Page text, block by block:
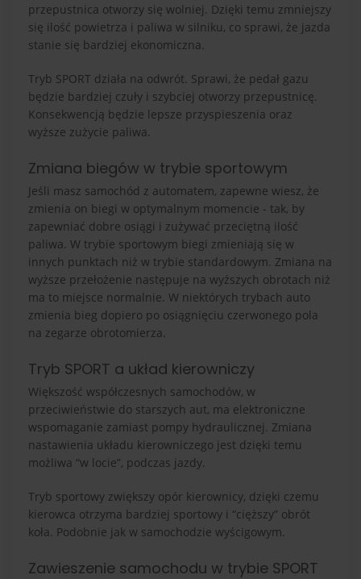
przepustnica otworzy się wolniej. Dzięki temu zmniejszy
się ilość powietrza i paliwa w silniku, co sprawi, że jazda
stanie się bardziej ekonomiczna.
Tryb SPORT działa na odwrót. Sprawi, że pedał gazu
będzie bardziej czuły i szybciej otworzy przepustnicę.
Konsekwencją będzie lepsze przyspieszenia oraz
wyższe zużycie paliwa.
Zmiana biegów w trybie sportowym
Jeśli masz samochód z automatem, zapewne wiesz, że
zmienia on biegi w optymalnym momencie - tak, by
zapewniać dobre osiągi i zużywać przeciętną ilość
paliwa. W trybie sportowym biegi zmieniają się w
innych punktach niż w trybie standardowym. Zmiana na
wyższe przełożenie następuje na wyższych obrotach niż
ma to miejsce normalnie. W niektórych trybach auto
zmienia bieg dopiero po osiągnięciu czerwonego pola
na zegarze obrotomierza.
Tryb SPORT a układ kierowniczy
Większość współczesnych samochodów, w
przeciwieństwie do starszych aut, ma elektroniczne
wspomaganie zamiast pompy hydraulicznej. Zmiana
nastawienia układu kierowniczego jest dzięki temu
możliwa “w locie”, podczas jazdy.
Tryb sportowy zwiększy opór kierownicy, dzięki czemu
kierowca otrzyma bardziej sportowy i “cięższy” obrót
koła. Podobnie jak w samochodzie wyścigowym.
Zawieszenie samochodu w trybie SPORT